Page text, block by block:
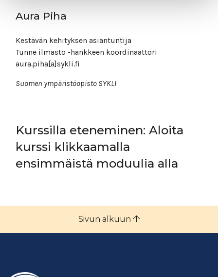
Aura Piha
Kestävän kehityksen asiantuntija
Tunne ilmasto -hankkeen koordinaattori
aura.piha[a]sykli.fi
Suomen ympäristöopisto SYKLI
Kurssilla eteneminen: Aloita
kurssi klikkaamalla
ensimmäistä moduulia alla
Sivun alkuun